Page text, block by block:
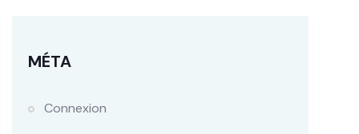
MÉTA
Connexion